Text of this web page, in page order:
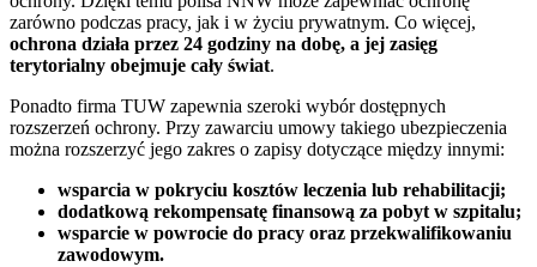
zarówno podczas pracy, jak i w życiu prywatnym. Co więcej,
ochrona działa przez 24 godziny na dobę, a jej zasięg
terytorialny obejmuje cały świat.
Ponadto firma TUW zapewnia szeroki wybór dostępnych
rozszerzeń ochrony. Przy zawarciu umowy takiego ubezpieczenia
można rozszerzyć jego zakres o zapisy dotyczące między innymi:
wsparcia w pokryciu kosztów leczenia lub rehabilitacji;
dodatkową rekompensatę finansową za pobyt w szpitalu;
wsparcie w powrocie do pracy oraz przekwalifikowaniu
zawodowym.